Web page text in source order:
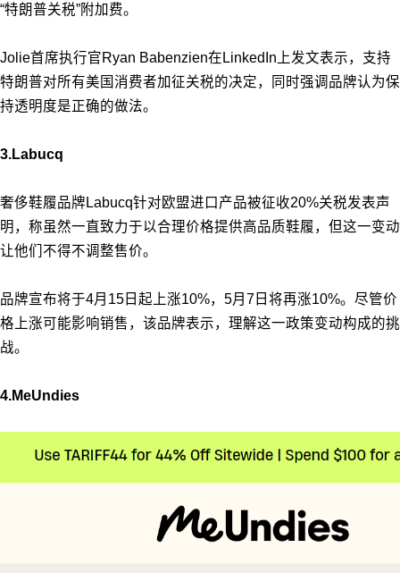
“特朗普关税”附加费。
Jolie首席执行官Ryan Babenzien在LinkedIn上发文表示，支持
特朗普对所有美国消费者加征关税的决定，同时强调品牌认为保
持透明度是正确的做法。
3.Labucq
奢侈鞋履品牌Labucq针对欧盟进口产品被征收20%关税发表声
明，称虽然一直致力于以合理价格提供高品质鞋履，但这一变动
让他们不得不调整售价。
品牌宣布将于4月15日起上涨10%，5月7日将再涨10%。尽管价
格上涨可能影响销售，该品牌表示，理解这一政策变动构成的挑
战。
4.MeUndies